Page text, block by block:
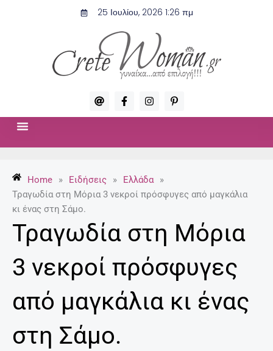
25 Ιουλίου, 2026 1:26 πμ
A
t
F
a
c
-
f
I
n
s
P
i
n
p
Home » Ειδήσεις » Ελλάδα
»
Τραγωδία στη Μόρια 3 νεκροί πρόσφυγες από μαγκάλια
κι ένας στη Σάμο.
Τραγωδία στη Μόρια
3 νεκροί πρόσφυγες
από μαγκάλια κι ένας
στη Σάμο.